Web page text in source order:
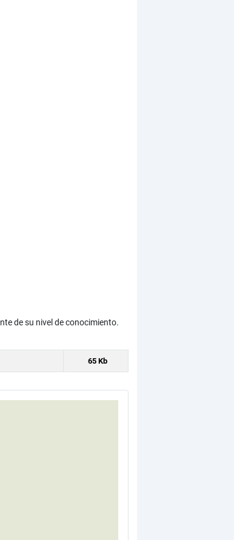
de su nivel de conocimiento.
65 Kb